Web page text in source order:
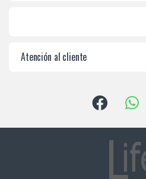
Atención al cliente